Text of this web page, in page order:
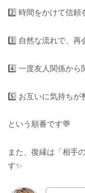
2️⃣ 時間をかけて信頼
3️⃣ 自然な流れで、再
4️⃣ 一度友人関係から
5️⃣ お互いに気持ちが
という順番です💬
また、復縁は「相手
す✨